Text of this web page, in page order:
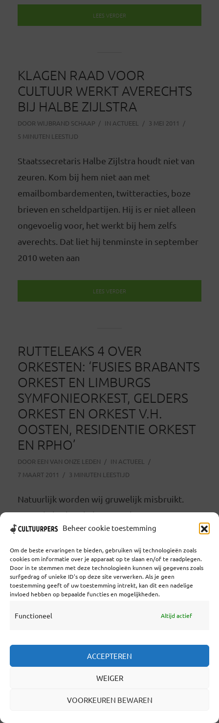
Beheer cookie toestemming
Om de beste ervaringen te bieden, gebruiken wij technologieën zoals
cookies om informatie over je apparaat op te slaan en/of te raadplegen.
Door in te stemmen met deze technologieën kunnen wij gegevens zoals
surfgedrag of unieke ID's op deze site verwerken. Als je geen
toestemming geeft of uw toestemming intrekt, kan dit een nadelige
invloed hebben op bepaalde functies en mogelijkheden.
Functioneel Altijd actief
ACCEPTEREN
WEIGER
VOORKEUREN BEWAREN
LEES VERDER
KLAGEN RAAD VOOR
CULTUUR WERKT AVERECHTS
BIJ HALBE ZIJLSTRA
DOOR WIJBRAND SCHAAP IN ACTUEEL
3 MEI 2011
5 MINUTEN LEESTIJD
Staatssecretaris Halbe Zijlstra houdt niet van
zeuren. Kom bij hem niet aan met
emailbombardementen, twitteracties, boze
brieven en scheldpartijen. Hij is er niet alleen
ongevoelig voor, het werkt bij hem zelfs
averechts. Dat liet hij tenminste in september
2010 weten aan
LEES VERDER
RUTTELEAKS 4 OVER
ORKESTEN: ‘FUSIES BRABANTS
ORKEST EN LIMBURGS
SYMFONIEORKEST, GELDERS
ORKEST EN ORKEST V.H.
OOSTEN, RESIDENTIE ORKEST
EN RPHO’
DOOR EEN VAN ONZE LEDEN IN ACTUEEL
7 MAART 2011
3 MINUTEN LEESTIJD
Natuurlijk worden wij gruwelijk misbruikt.
Door de kuchende kettingroker met zijn
trenchcoat in die Haagse parkeergarage. Zit er
een groter plan achter. Waar we weer niks van
weten, maar dat op 23 mei duidelijk wordt.
Het zij zo. Tot die tijd kunnen wij niet anders
doen dan slaafs opschrijven wat het kuchend
orakel ons toehoest. Welnu: We wisten al dat
Lees verder
LEES VERDER